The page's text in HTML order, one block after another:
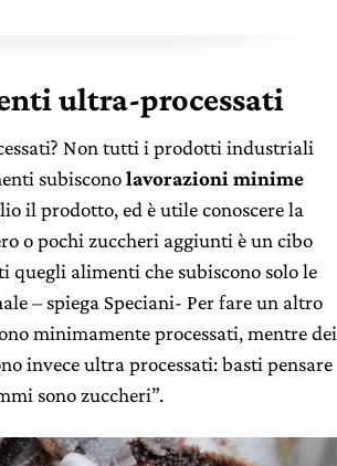
ultra-processati
Non tutti i prodotti industriali
subisconolavorazioni minime
il prodotto, ed è utile conoscere la
o pochi zuccheri aggiunti è un cibo
quegli alimenti che subiscono solo le
– spiega Speciani- Per fare un altro
minimamente processati, mentre dei
invece ultra processati: basti pensare
sono zuccheri”.